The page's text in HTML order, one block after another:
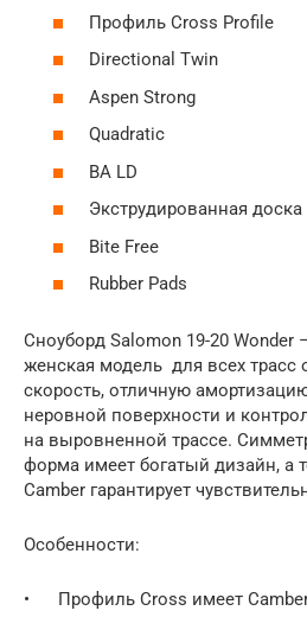
Профиль Cross Profile
Directional Twin
Aspen Strong
Quadratic
BA LD
Экструдированная доска
Bite Free
Rubber Pads
Сноуборд Salomon 19-20 Wonder
женская модель для всех трасс
скорость, отличную
неровной поверхности и
на выровненной трассе.
форма имеет богатый дизайн, а
Camber гарантирует
Особенности:
• Профиль Cross имеет